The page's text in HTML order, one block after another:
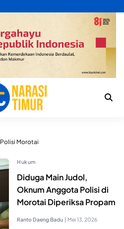
Polisi Morotai
Hukum
Diduga Main Judol,
Oknum Anggota Polisi di
Morotai Diperiksa Propam
Ranto Daeng Badu | Mei 13, 2026